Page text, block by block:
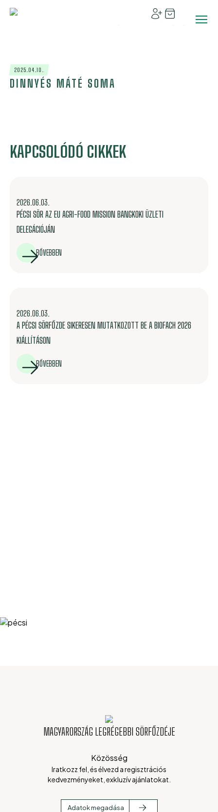
2025.04.10.
DINNYÉS MÁTÉ SOMA
KAPCSOLÓDÓ CIKKEK
2026.06.03.
PÉCSI SÖR AZ EU AGRI-FOOD MISSION BANGKOKI ÜZLETI
DELEGÁCIÓJÁN
BŐVEBBEN
2026.06.03.
A PÉCSI SÖRFŐZDE SIKERESEN MUTATKOZOTT BE A BIOFACH 2026
KIÁLLÍTÁSON
BŐVEBBEN
MAGYARORSZÁG LEGRÉGEBBI SÖRFŐZDÉJE
Közösség
Iratkozz fel, és élvezd a regisztrációs
kedvezményeket, exkluzív ajánlatokat.
Adatok megadása